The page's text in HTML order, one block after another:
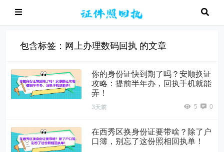
包含标签：网上办理数码回执 的文章
你的身份证快到期了吗？安顺换证
攻略：提前半年办，回执手机就能
弄！
3天前 5 0
在西秀区换身份证要带啥？除了户
口簿，别忘了这份照相回执单！